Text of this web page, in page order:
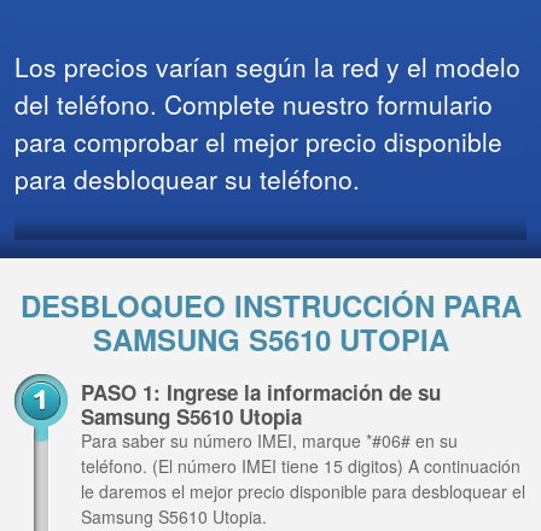
Los precios varían según la red y el modelo
del teléfono. Complete nuestro formulario
para comprobar el mejor precio disponible
para desbloquear su teléfono.
DESBLOQUEO INSTRUCCIÓN PARA
SAMSUNG S5610 UTOPIA
PASO 1: Ingrese la información de su
Samsung S5610 Utopia
Para saber su número IMEI, marque *#06# en su
teléfono. (El número IMEI tiene 15 digitos) A continuación
le daremos el mejor precio disponible para desbloquear el
Samsung S5610 Utopia.